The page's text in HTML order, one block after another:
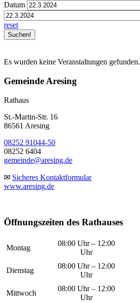
Datum
reset
Es wurden keine Veranstaltungen gefunden.
Gemeinde Aresing
Rathaus
St.-Martin-Str. 16
86561 Aresing
08252 91044-50
08252 6404
gemeinde@aresing.de
✉ Sicheres Kontaktformular
www.aresing.de
Öffnungszeiten des Rathauses
Montag
08:00 Uhr – 12:00
Uhr
Dienstag
08:00 Uhr – 12:00
Uhr
Mittwoch
08:00 Uhr – 12:00
Uhr